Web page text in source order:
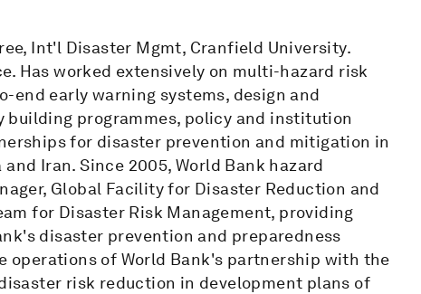
Int'l Disaster Mgmt, Cranfield University.
Has worked extensively on multi-hazard risk
end early warning systems, design and
programmes, policy and institution
for disaster prevention and mitigation in
Iran. Since 2005, World Bank hazard
Global Facility for Disaster Reduction and
for Disaster Risk Management, providing
disaster prevention and preparedness
operations of World Bank's partnership with the
risk reduction in development plans of